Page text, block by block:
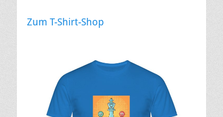
Zum T-Shirt-Shop